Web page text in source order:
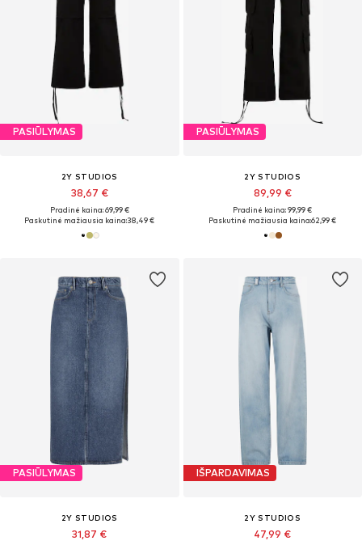
PASIŪLYMAS
2Y STUDIOS
38,67 €
Pradinė kaina: 69,99 €
Paskutinė mažiausia kaina:38,49 €
PASIŪLYMAS
2Y STUDIOS
89,99 €
Pradinė kaina: 99,99 €
Paskutinė mažiausia kaina:62,99 €
PASIŪLYMAS
2Y STUDIOS
31,87 €
IŠPARDAVIMAS
2Y STUDIOS
47,99 €